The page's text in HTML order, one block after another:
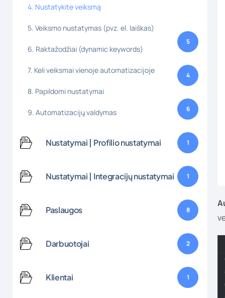
Kas yra BOOKO ir kaip veikia sistema
5
Nustatymai | Rezervacijų skydelis 4
Mokėjimų nustatymai 6
Nustatymai | Profilio nustatymai 1
Nustatymai | Integracijų nustatymai 1
Paslaugos 8
Darbuotojai 2
Klientai 1
4. Nustatykite veiksmą
5. Veiksmo nustatymas (pvz. el. laiškas)
6. Raktažodžiai (dynamic keywords)
7. Keli veiksmai vienoje automatizacijoje
8. Papildomi nustatymai
9. Automatizacijų valdymas